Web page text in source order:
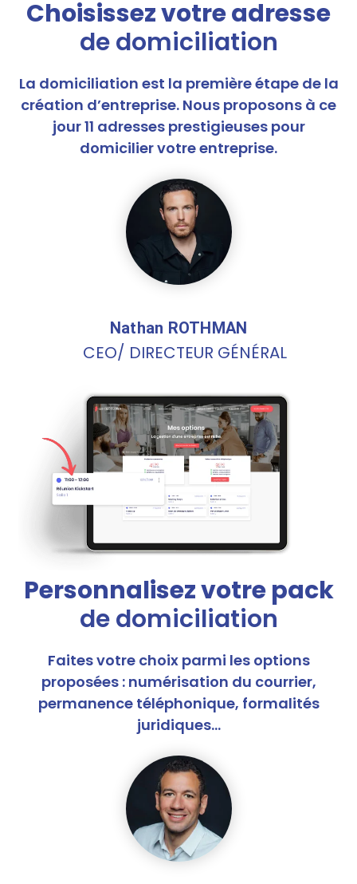
Choisissez votre adresse
de domiciliation
La domiciliation est la première étape de la
création d’entreprise. Nous proposons à ce
jour 11 adresses prestigieuses pour
domicilier votre entreprise.
Nathan ROTHMAN
CEO/ DIRECTEUR GÉNÉRAL
Personnalisez votre pack
de domiciliation
Faites votre choix parmi les options
proposées : numérisation du courrier,
permanence téléphonique, formalités
juridiques…